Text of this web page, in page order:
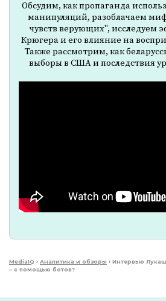
Обсудим, как пропаганда
манипуляций, разоблачаем
чувств верующих", исследуем
Крюгера и его влияние на
Также рассмотрим, как
выборы в США и последствия
MediaIQ › Аналитика и обзоры › Интервью
– с помощью ботов?